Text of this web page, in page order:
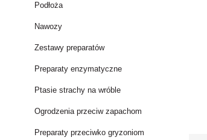
Podłoża
Nawozy
Zestawy preparatów
Preparaty enzymatyczne
Ptasie strachy na wróble
Ogrodzenia przeciw zapachom
Preparaty przeciwko gryzoniom